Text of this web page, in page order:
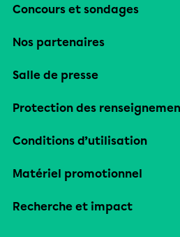
Concours et sondages
Nos partenaires
Salle de presse
Protection des
Conditions d’utilisation
Matériel promotionnel
Recherche et impact